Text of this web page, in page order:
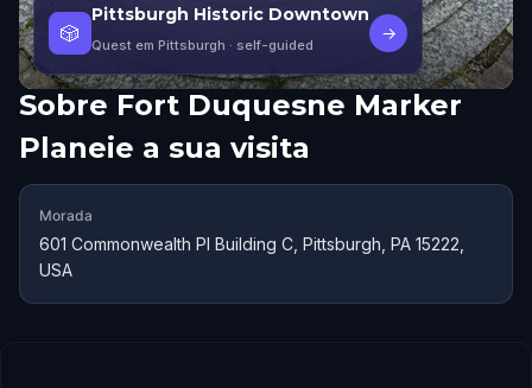
🎲
Pittsburgh Historic Downtown
Quest em Pittsburgh · self-guided
→
Sobre Fort Duquesne Marker
Planeie a sua visita
Morada
601 Commonwealth Pl Building C, Pittsburgh, PA 15222,
USA